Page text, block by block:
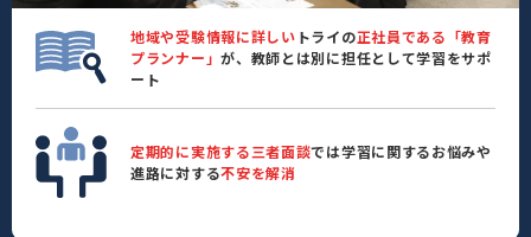
地域や受験情報に詳しい トライの正社員である「教育
プランナー」が、教師とは別に担任として学習をサポ
ート
定期的に実施する三者面談では学習に関するお悩みや
進路に対する不安を解消